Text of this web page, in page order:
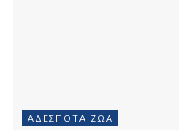
ΑΔΈΣΠΟΤΑ ΖΏΑ